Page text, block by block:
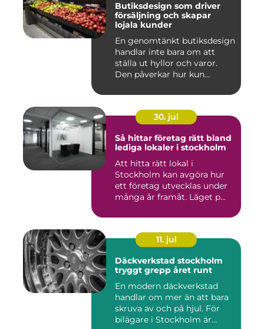
Butiksdesign som driver
försäljning och skapar
lojala kunder
En genomtänkt butiksdesign
handlar inte bara om att
ställa ut hyllor och varor.
Den påverkar hur kun...
30. jul
Så hittar företag rätt bland
lediga lokaler i stockholm
Att hitta rätt lokal i
Stockholm kan avgöra hur
ett företag utvecklas under
många år framåt. Läget p...
11. jul
Däckverkstad stockholm
tryggt grepp året runt
En modern däckverkstad
handlar om mer än att bara
skruva av och på hjul. För
bilägare i Stockholm är...